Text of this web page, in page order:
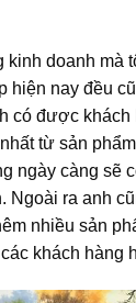
kinh doanh mà
hiện nay đều
có được khách
từ sản
ngày càng sẽ
Ngoài ra anh
nhiều sản
khách hàng